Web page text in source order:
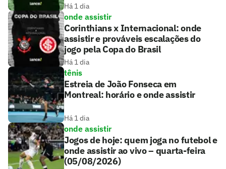
Há 1 dia
onde assistir
Corinthians x Internacional: onde
assistir e prováveis escalações do
jogo pela Copa do Brasil
Há 1 dia
tênis
Estreia de João Fonseca em
Montreal: horário e onde assistir
Há 1 dia
onde assistir
Jogos de hoje: quem joga no futebol e
onde assistir ao vivo – quarta-feira
(05/08/2026)